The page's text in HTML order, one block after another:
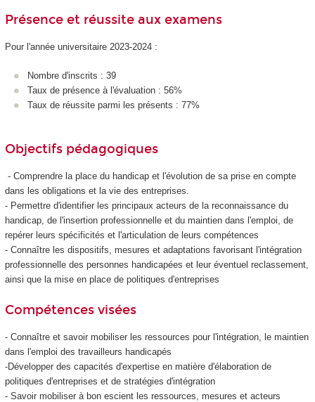
Présence et réussite aux examens
Pour l'année universitaire 2023-2024 :
Nombre d'inscrits : 39
Taux de présence à l'évaluation : 56%
Taux de réussite parmi les présents : 77%
Objectifs pédagogiques
- Comprendre la place du handicap et l'évolution de sa prise en compte
dans les obligations et la vie des entreprises.
- Permettre d'identifier les principaux acteurs de la reconnaissance du
handicap, de l'insertion professionnelle et du maintien dans l'emploi, de
repérer leurs spécificités et l'articulation de leurs compétences
- Connaître les dispositifs, mesures et adaptations favorisant l'intégration
professionnelle des personnes handicapées et leur éventuel reclassement,
ainsi que la mise en place de politiques d'entreprises
Compétences visées
- Connaître et savoir mobiliser les ressources pour l'intégration, le maintien
dans l'emploi des travailleurs handicapés
-Développer des capacités d'expertise en matière d'élaboration de
politiques d'entreprises et de stratégies d'intégration
- Savoir mobiliser à bon escient les ressources, mesures et acteurs